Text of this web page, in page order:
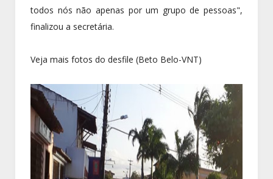
todos nós não apenas por um grupo de pessoas",
finalizou a secretária.
Veja mais fotos do desfile (Beto Belo-VNT)